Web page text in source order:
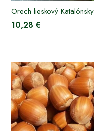
Orech lieskový Katalónsky
10,28 €